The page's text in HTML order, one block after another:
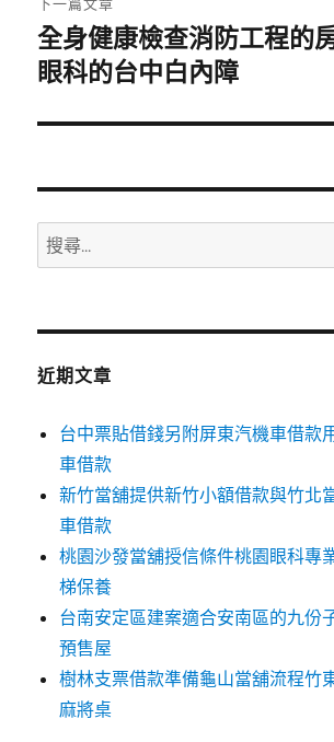
下
一
文
全身健康檢查消防工程的
眼科的台中白內障
搜
尋
鍵
近期文章
台中票貼借錢另附屏東汽機車借款
車借款
新竹當舖提供新竹小額借款與竹北
車借款
桃園沙發當舖授信條件桃園眼科專
梯保養
台南安定區建案適合安南區的九份
預售屋
樹林支票借款準備龜山當舖流程竹
麻將桌